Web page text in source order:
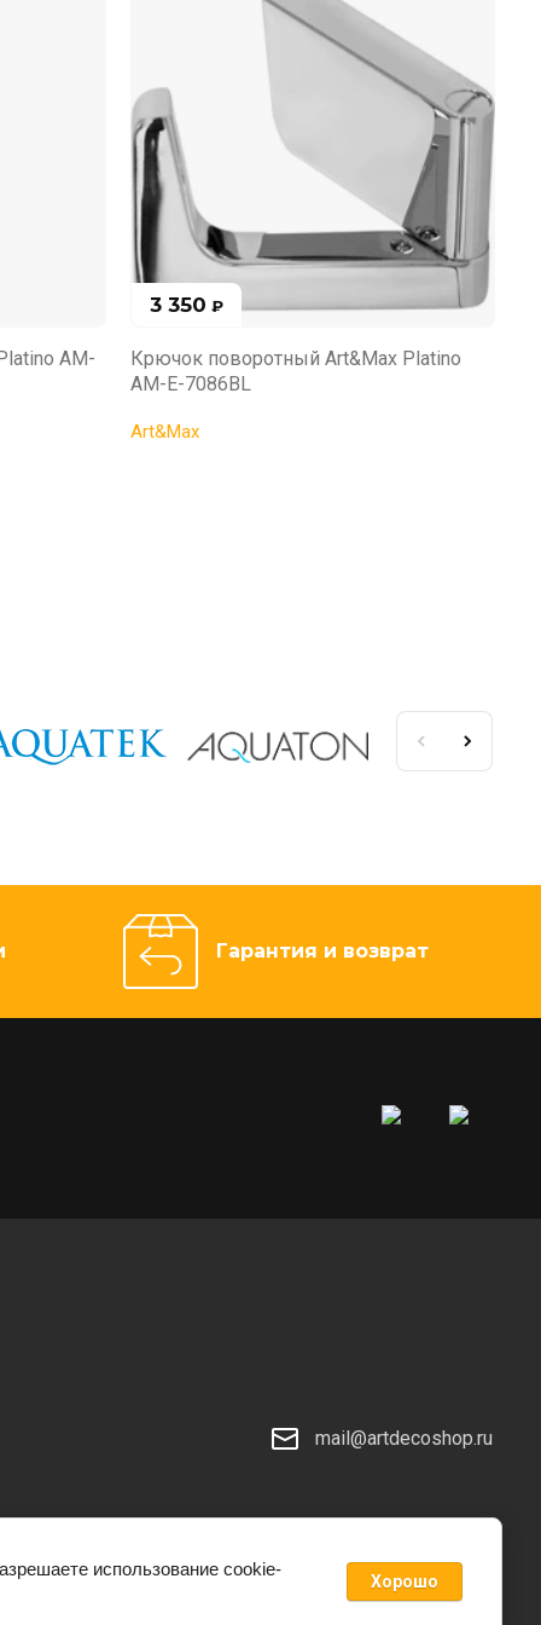
AM-
3 350 ₽
Крючок поворотный Art&Max Platino
AM-E-7086BL
Art&Max
Гарантия и возврат
mail@artdecoshop.ru
использование cookie-
Хорошо